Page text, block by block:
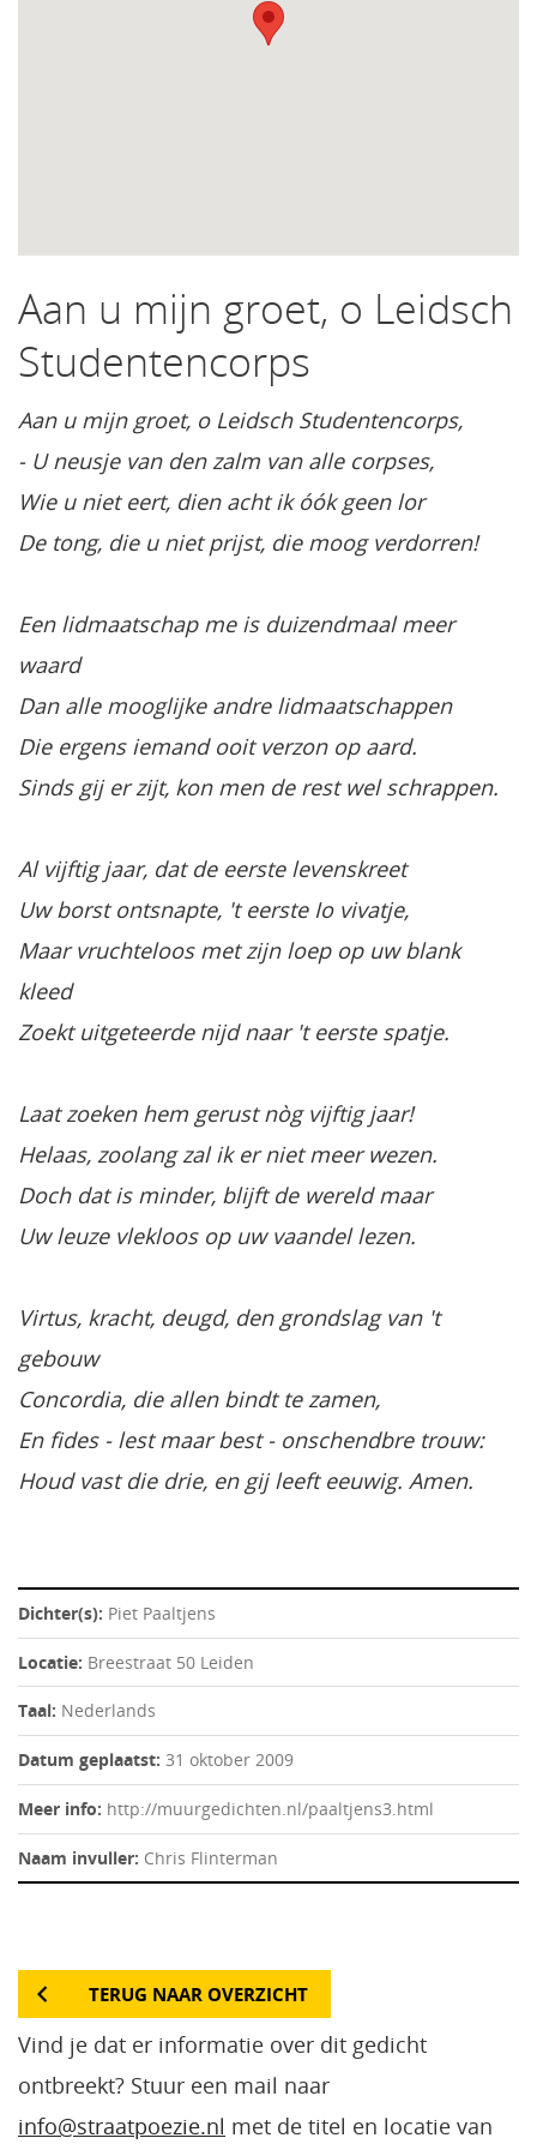
Aan u mijn groet, o Leidsch
Studentencorps
Aan u mijn groet, o Leidsch Studentencorps,
- U neusje van den zalm van alle corpses,
Wie u niet eert, dien acht ik óók geen lor
De tong, die u niet prijst, die moog verdorren!
Een lidmaatschap me is duizendmaal meer
waard
Dan alle mooglijke andre lidmaatschappen
Die ergens iemand ooit verzon op aard.
Sinds gij er zijt, kon men de rest wel schrappen.
Al vijftig jaar, dat de eerste levenskreet
Uw borst ontsnapte, 't eerste Io vivatje,
Maar vruchteloos met zijn loep op uw blank
kleed
Zoekt uitgeteerde nijd naar 't eerste spatje.
Laat zoeken hem gerust nòg vijftig jaar!
Helaas, zoolang zal ik er niet meer wezen.
Doch dat is minder, blijft de wereld maar
Uw leuze vlekloos op uw vaandel lezen.
Virtus, kracht, deugd, den grondslag van 't
gebouw
Concordia, die allen bindt te zamen,
En fides - lest maar best - onschendbre trouw:
Houd vast die drie, en gij leeft eeuwig. Amen.
Dichter(s): Piet Paaltjens
Locatie: Breestraat 50 Leiden
Taal: Nederlands
Datum geplaatst: 31 oktober 2009
Meer info: http://muurgedichten.nl/paaltjens3.html
Naam invuller: Chris Flinterman
TERUG NAAR OVERZICHT
Vind je dat er informatie over dit gedicht
ontbreekt? Stuur een mail naar
info@straatpoezie.nl met de titel en locatie van